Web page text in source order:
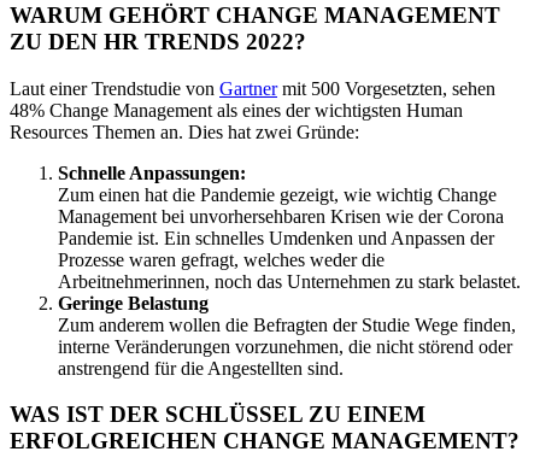
WARUM GEHÖRT CHANGE MANAGEMENT
ZU DEN HR TRENDS 2022?
Laut einer Trendstudie von Gartnermit 500 Vorgesetzten, sehen
48% Change Management als eines der wichtigsten Human
Resources Themen an. Dies hat zwei Gründe:
Schnelle Anpassungen:
Zum einen hat die Pandemie gezeigt, wie wichtig Change
Management bei unvorhersehbaren Krisen wie der Corona
Pandemie ist. Ein schnelles Umdenken und Anpassen der
Prozesse waren gefragt, welches weder die
Arbeitnehmerinnen, noch das Unternehmen zu stark belastet.
Geringe Belastung
Zum anderem wollen die Befragten der Studie Wege finden,
interne Veränderungen vorzunehmen, die nicht störend oder
anstrengend für die Angestellten sind.
WAS IST DER SCHLÜSSEL ZU EINEM
ERFOLGREICHEN CHANGE MANAGEMENT?